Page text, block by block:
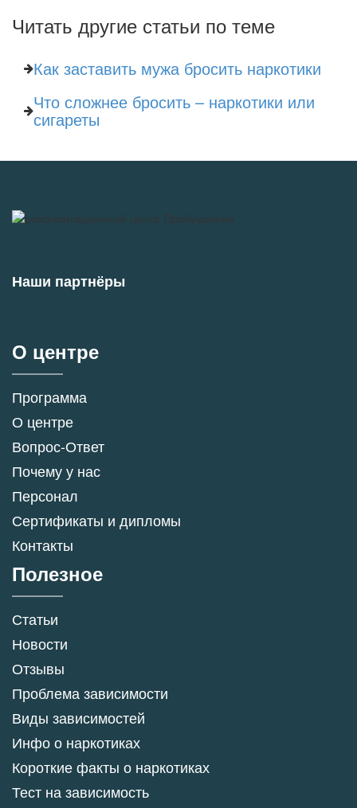
Читать другие статьи по теме
Как заставить мужа бросить наркотики
Что сложнее бросить – наркотики или
сигареты
Наши партнёры
О центре
Программа
О центре
Вопрос-Ответ
Почему у нас
Персонал
Сертификаты и дипломы
Контакты
Полезное
Статьи
Новости
Отзывы
Проблема зависимости
Виды зависимостей
Инфо о наркотиках
Короткие факты о наркотиках
Тест на зависимость